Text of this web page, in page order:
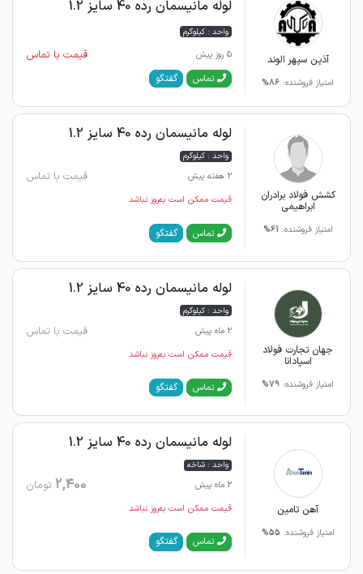
آذین سپهر الوند
امتیاز فروشنده: 86%
لوله مانیسمان رده 40 سایز 1.2
واحد : کیلوگرم
5 روز پیش
قیمت با تماس
تماس گفتگو
کشش فولاد برادران
ابراهیمی
امتیاز فروشنده: 61%
لوله مانیسمان رده 40 سایز 1.2
واحد : کیلوگرم
2 هفته پیش
قیمت با تماس
قیمت ممکن است به‌روز نباشد
تماس گفتگو
جهان تجارت فولاد
اسپادانا
امتیاز فروشنده: 79%
لوله مانیسمان رده 40 سایز 1.2
واحد : کیلوگرم
2 ماه پیش
قیمت با تماس
قیمت ممکن است به‌روز نباشد
تماس گفتگو
آهن تامین
امتیاز فروشنده: 55%
لوله مانیسمان رده 40 سایز 1.2
واحد : شاخه
2 ماه پیش
2,400 تومان
قیمت ممکن است به‌روز نباشد
تماس گفتگو